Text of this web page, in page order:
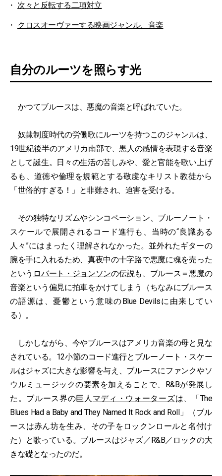
次々と反転する二項対立
クロスオーヴァーする映画ジャンル、音楽
自分のルーツを照らす光
かつてブルースは、悪魔の音楽と呼ばれていた。
奴隷制度時代の労働歌にルーツを持つこのジャンルは、
19世紀後半のアメリカ南部で、黒人の感情を表現する音楽
として誕生。日々の生活の苦しみや、愛と官能を歌い上げ
るも、道徳や倫理を規範とする敬虔なキリスト教徒から
「世俗的すぎる！」と非難され、迫害を受ける。
その独特なリズムやシンコペーション、ブルーノート・
スケールで展開されるコード進行も、当時の“良識ある
人々”にはまったく理解されなかった。並外れたギターの
腕を手に入れるため、真夜中の十字路で悪魔に魂を売った
という ロバート・ジョンソンの伝説も、ブルース＝悪魔の
音楽という偏見に拍車をかけてしまう（ちなみにブルース
の語源は、憂鬱という意味のBlue Devilsに由来してい
る）。
しかしながら、今やブルースはアメリカ音楽の母と見な
されている。12小節のコード進行とブルーノート・スケー
ルはジャズに大きな影響を与え、ブルースにファンクやソ
ウルミュージックの要素を加えることで、R&Bが発展し
た。ブルース界の巨人 マディ・ウォーターズは、「The
Blues Had a Baby and They Named It Rock and Roll」（ブル
ースは赤ん坊を生み、その子をロックンロールと名付け
た）と歌っている。ブルースはジャズ／R&B／ロックの大
きな礎となったのだ。